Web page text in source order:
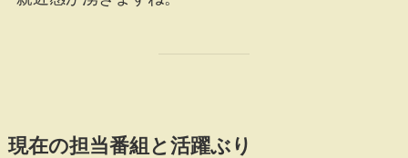
現在の担当番組と活躍ぶり